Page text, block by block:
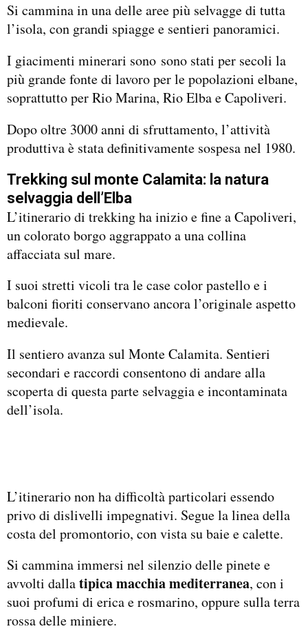
Si cammina in una delle aree più selvagge di tutta
l’isola, con grandi spiagge e sentieri panoramici.
I giacimenti minerari sono sono stati per secoli la
più grande fonte di lavoro per le popolazioni elbane,
soprattutto per Rio Marina, Rio Elba e Capoliveri.
Dopo oltre 3000 anni di sfruttamento, l’attività
produttiva è stata definitivamente sospesa nel 1980.
Trekking sul monte Calamita: la natura
selvaggia dell’Elba
L’itinerario di trekking ha inizio e fine a Capoliveri,
un colorato borgo aggrappato a una collina
affacciata sul mare.
I suoi stretti vicoli tra le case color pastello e i
balconi fioriti conservano ancora l’originale aspetto
medievale.
Il sentiero avanza sul Monte Calamita. Sentieri
secondari e raccordi consentono di andare alla
scoperta di questa parte selvaggia e incontaminata
dell’isola.
L’itinerario non ha difficoltà particolari essendo
privo di dislivelli impegnativi. Segue la linea della
costa del promontorio, con vista su baie e calette.
Si cammina immersi nel silenzio delle pinete e
avvolti dallatipica macchia mediterranea, con i
suoi profumi di erica e rosmarino, oppure sulla terra
rossa delle miniere.